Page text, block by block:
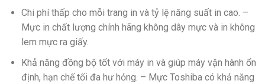
Chi phí thấp cho mỗi trang in và tỷ lệ năng suất in cao. –
Mực in chất lượng chính hãng không dây mực và in không
lem mực ra giấy.
Khả năng đồng bộ tốt với máy in và giúp máy vận hành ổn
định, hạn chế tối đa hư hỏng. – Mực Toshiba có khả năng